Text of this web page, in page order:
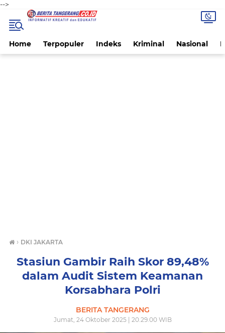
-->
Home Terpopuler Indeks Kriminal Nasional
› DKI JAKARTA
Stasiun Gambir Raih Skor 89,48%
dalam Audit Sistem Keamanan
Korsabhara Polri
BERITA TANGERANG
Jumat, 24 Oktober 2025 | 20.29.00 WIB